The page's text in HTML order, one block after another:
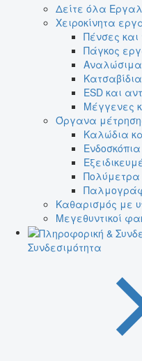
Δείτε όλα
Χειροκίνητα
Πένσες και
Πάγκος
Αναλώσιμα
ESD και
Μέγγενες
Όργανα
Καλώδια
Πολύμετρα
Καθαρισμός με
Μεγεθυντικοί
Συνδεσιμότητα